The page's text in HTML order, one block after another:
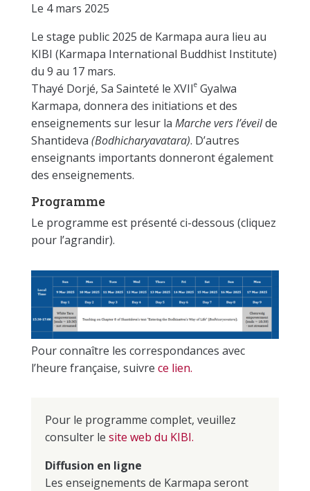
Le 4 mars 2025
Le stage public 2025 de Karmapa aura lieu au
KIBI (Karmapa International Buddhist Institute)
du 9 au 17 mars.
Thayé Dorjé, Sa Sainteté le XVIIeGyalwa
Karmapa, donnera des initiations et des
enseignements sur lesur la Marche vers l’éveilde
Shantideva (Bodhicharyavatara). D’autres
enseignants importants donneront également
des enseignements.
Programme
Le programme est présenté ci-dessous (cliquez
pour l’agrandir).
Pour connaître les correspondances avec
l’heure française, suivre ce lien.
Pour le programme complet, veuillez
consulter le site web du KIBI.
Diffusion en ligne
Les enseignements de Karmapa seront